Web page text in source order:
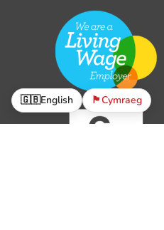
🇬🇧English 🏴󠁧󠁢󠁷󠁬󠁳󠁿Cymraeg